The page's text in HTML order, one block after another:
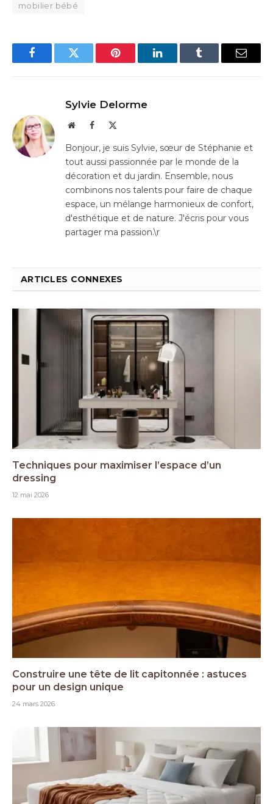
mobilier bébé
FacebookTwitter Pinterest LinkedInTumblr Email
Sylvie Delorme
WebsiteFacebook
Bonjour, je suis Sylvie, sœur de Stéphanie et
tout aussi passionnée par le monde de la
décoration et du jardin. Ensemble, nous
combinons nos talents pour faire de chaque
espace, un mélange harmonieux de confort,
d'esthétique et de nature. J'écris pour vous
partager ma passion.\r
ARTICLES CONNEXES
Techniques pour maximiser l’espace d’un
dressing
12 mai 2026
Construire une tête de lit capitonnée : astuces
pour un design unique
24 mars 2026